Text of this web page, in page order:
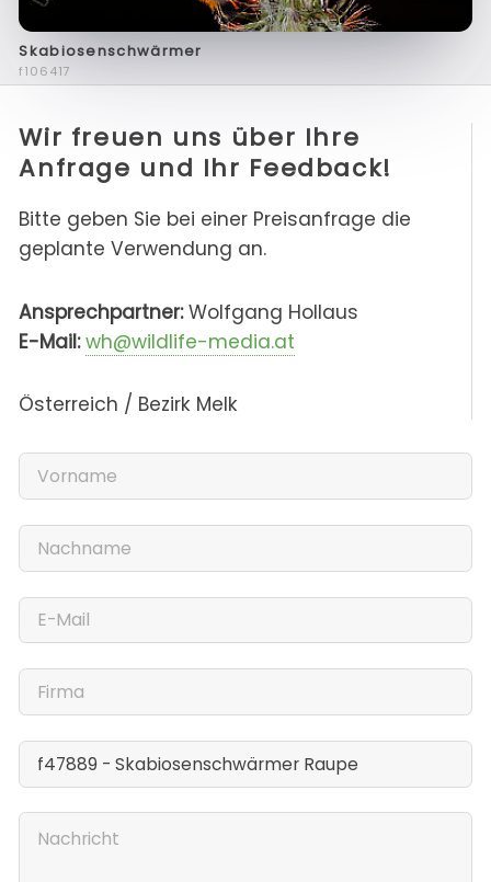
Skabiosenschwärmer
f106417
Wir freuen uns über Ihre
Anfrage und Ihr Feedback!
Bitte geben Sie bei einer Preisanfrage die
geplante Verwendung an.
Ansprechpartner:Wolfgang Hollaus
E-Mail: wh@wildlife-media.at
Österreich / Bezirk Melk